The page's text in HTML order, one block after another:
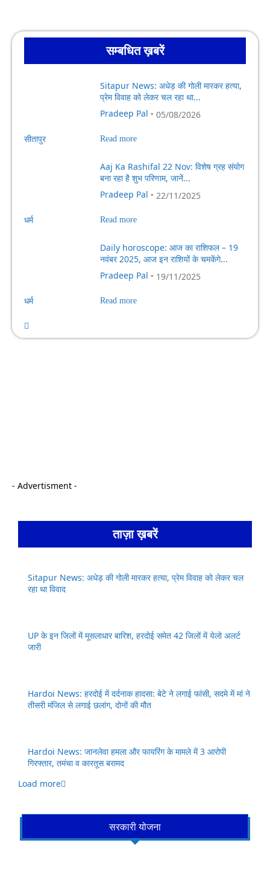
सम्बधित ख़बरें
सीतापुर
Sitapur News: अधेड़ की गोली मारकर हत्या,
प्रेम विवाह को लेकर चल रहा था...
Pradeep Pal - 05/08/2026
Read more
धर्म
Aaj Ka Rashifal 22 Nov: विशेष ग्रह संयोग
बना रहा है शुभ परिणाम, जानें...
Pradeep Pal - 22/11/2025
Read more
धर्म
Daily horoscope: आज का राशिफल – 19
नवंबर 2025, आज इन राशियों के चमकेंगे...
Pradeep Pal - 19/11/2025
Read more
- Advertisment -
ताज़ा ख़बरें
Sitapur News: अधेड़ की गोली मारकर हत्या, प्रेम विवाह को लेकर चल
रहा था विवाद
UP के इन जिलों में मूसलाधार बारिश, हरदोई समेत 42 जिलों में येलो अलर्ट
जारी
Hardoi News: हरदोई में दर्दनाक हादसा: बेटे ने लगाई फांसी, सदमे में मां ने
तीसरी मंजिल से लगाई छलांग, दोनों की मौत
Hardoi News: जानलेवा हमला और फायरिंग के मामले में 3 आरोपी
गिरफ्तार, तमंचा व कारतूस बरामद
Load more
सरकारी योजना